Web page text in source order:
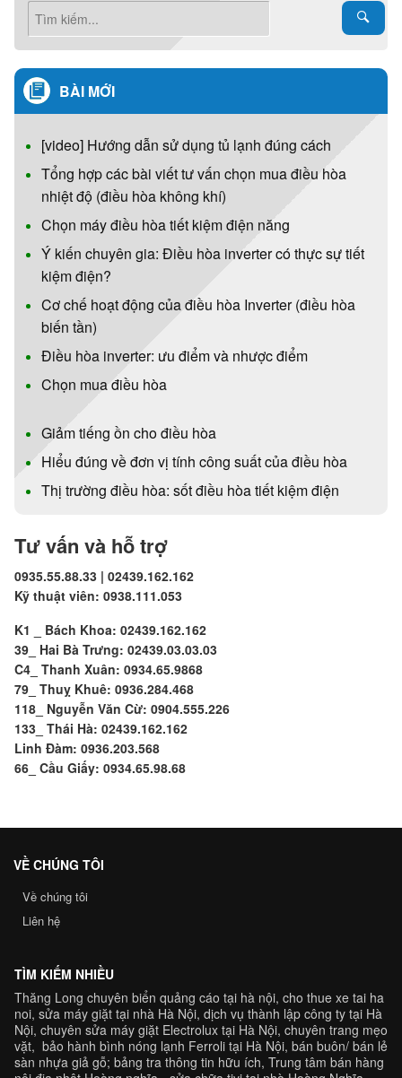
BÀI MỚI
[video] Hướng dẫn sử dụng tủ lạnh đúng cách
Tổng hợp các bài viết tư vấn chọn mua điều hòa
nhiệt độ (điều hòa không khí)
Chọn máy điều hòa tiết kiệm điện năng
Ý kiến chuyên gia: Điều hòa inverter có thực sự tiết
kiệm điện?
Cơ chế hoạt động của điều hòa Inverter (điều hòa
biến tần)
Điều hòa inverter: ưu điểm và nhược điểm
Chọn mua điều hòa
Giảm tiếng ồn cho điều hòa
Hiểu đúng về đơn vị tính công suất của điều hòa
Thị trường điều hòa: sốt điều hòa tiết kiệm điện
Tư vấn và hỗ trợ
0935.55.88.33 | 02439.162.162
Kỹ thuật viên: 0938.111.053
K1 _ Bách Khoa: 02439.162.162
39_ Hai Bà Trưng: 02439.03.03.03
C4_ Thanh Xuân: 0934.65.9868
79_ Thuỵ Khuê: 0936.284.468
118_ Nguyễn Văn Cừ: 0904.555.226
133_ Thái Hà: 02439.162.162
Linh Đàm: 0936.203.568
66_ Cầu Giấy: 0934.65.98.68
VỀ CHÚNG TÔI
Về chúng tôi
Liên hệ
TÌM KIẾM NHIỀU
Thăng Long chuyên biển quảng cáo tại hà nội, cho thue xe tai ha
noi, sửa máy giặt tại nhà Hà Nội, dịch vụ thành lập công ty tại Hà
Nội, chuyên sửa máy giặt Electrolux tại Hà Nội, chuyên trang mẹo
vặt, bảo hành bình nóng lạnh Ferroli tại Hà Nội, bán buôn/ bán lẻ
sàn nhựa giả gỗ; bảng tra thông tin hữu ích, Trung tâm bán hàng